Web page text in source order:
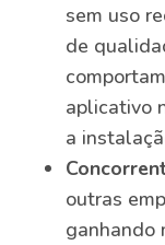
sem uso
de
aplicativo
a
outras
ganhando